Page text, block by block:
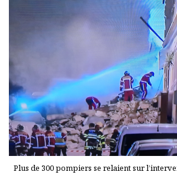
Plus de 300 pompiers se relaient sur